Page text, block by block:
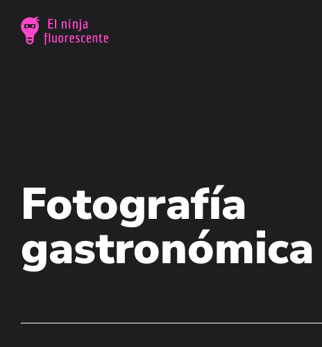
Fotografía
gastronómica